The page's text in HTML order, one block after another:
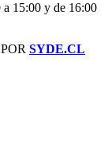
a 15:00 y de 16:00
SYDE.CL